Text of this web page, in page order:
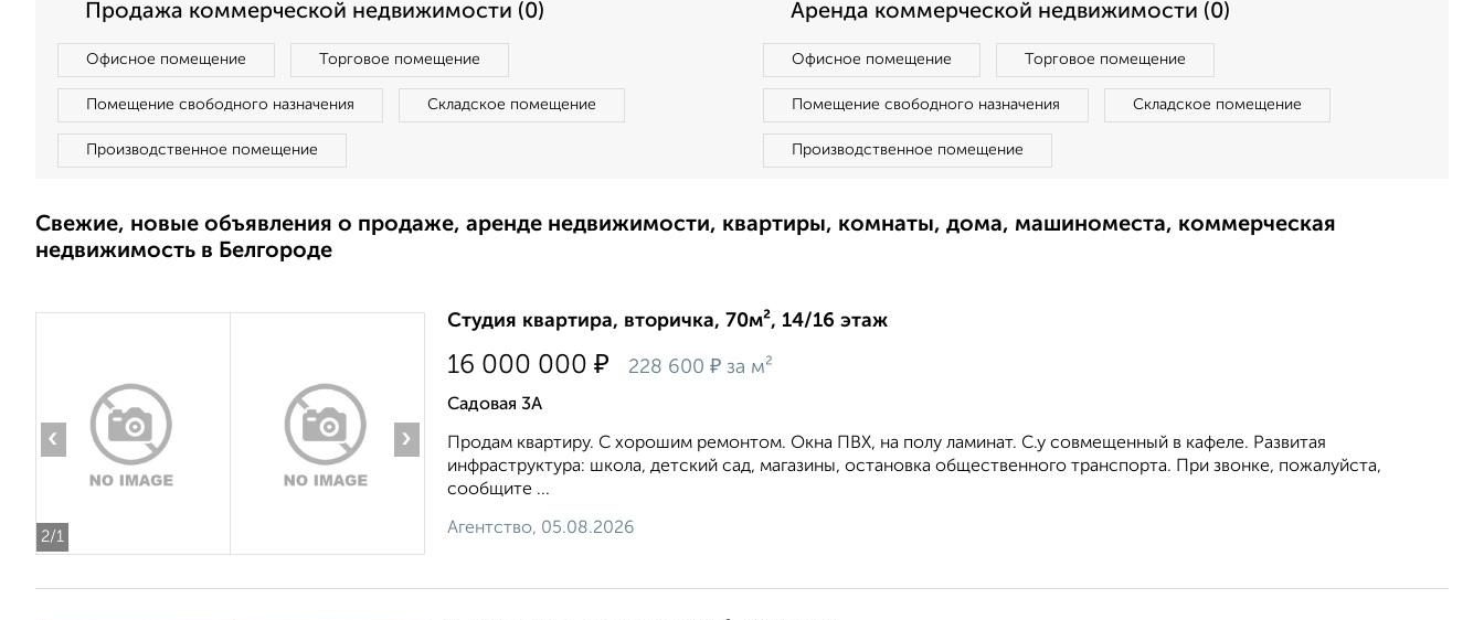
Продажа коммерческой недвижимости (0)
Офисное помещение Торговое помещение
Помещение свободного назначения Складское помещение
Производственное помещение
Аренда коммерческой недвижимости (0)
Офисное помещение Торговое помещение
Помещение свободного назначения Складское помещение
Производственное помещение
Свежие, новые объявления о продаже, аренде недвижимости, квартиры, комнаты, дома, машиноместа, коммерческая
недвижимость в Белгороде
2/1
‹ ›
Студия квартира, вторичка, 70м², 14/16 этаж
16 000 000 ₽ 228 600 ₽ за м²
Садовая 3А
Продам квартиру. С хорошим ремонтом. Окна ПВХ, на полу ламинат. С.у совмещенный в кафеле. Развитая
инфраструктура: школа, детский сад, магазины, остановка общественного транспорта. При звонке, пожалуйста,
сообщите ...
Агентство, 05.08.2026